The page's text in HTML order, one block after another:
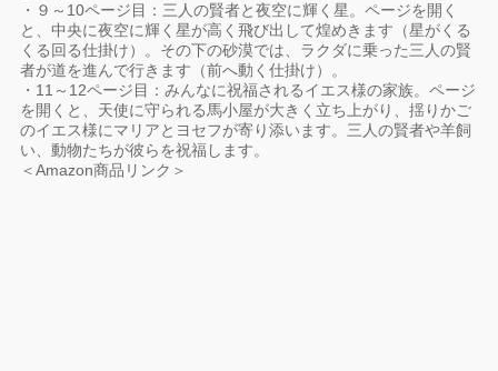
・９～10ページ目：三人の賢者と夜空に輝く星。ページを開く
と、中央に夜空に輝く星が高く飛び出して煌めきます（星がくる
くる回る仕掛け）。その下の砂漠では、ラクダに乗った三人の賢
者が道を進んで行きます（前へ動く仕掛け）。
・11～12ページ目：みんなに祝福されるイエス様の家族。ページ
を開くと、天使に守られる馬小屋が大きく立ち上がり、揺りかご
のイエス様にマリアとヨセフが寄り添います。三人の賢者や羊飼
い、動物たちが彼らを祝福します。
＜Amazon商品リンク＞